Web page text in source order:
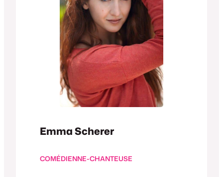
Emma Scherer
COMÉDIENNE-CHANTEUSE